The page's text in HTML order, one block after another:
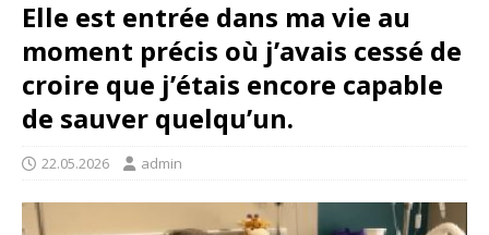
Elle est entrée dans ma vie au
moment précis où j’avais cessé de
croire que j’étais encore capable
de sauver quelqu’un.
22.05.2026 admin